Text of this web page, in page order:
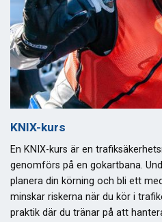
KNIX-kurs
En KNIX-kurs är en
genomförs på en gokartbana.
planera din körning och bli ett
minskar riskerna när du kör i
praktik där du tränar på att